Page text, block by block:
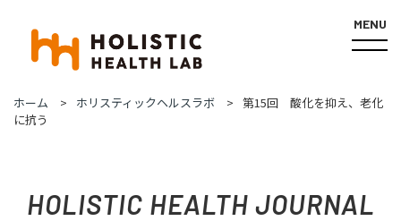
MENU
ホーム ホリスティックヘルスラボ
第15回 酸化を抑え、老化
に抗う
HOLISTIC HEALTH JOURNAL